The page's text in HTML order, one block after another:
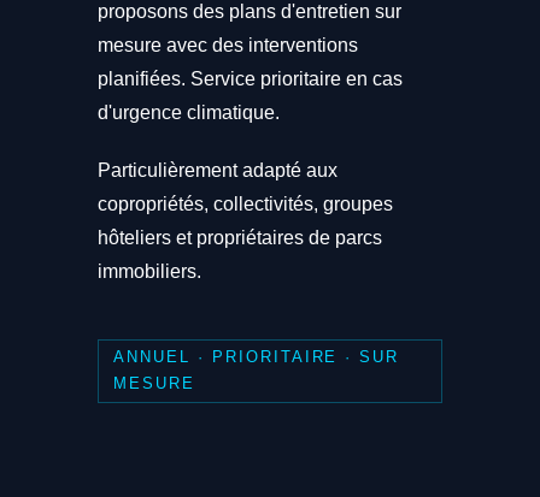
proposons des plans d'entretien sur
mesure avec des interventions
planifiées. Service prioritaire en cas
d'urgence climatique.
Particulièrement adapté aux
copropriétés, collectivités, groupes
hôteliers et propriétaires de parcs
immobiliers.
ANNUEL · PRIORITAIRE · SUR
MESURE